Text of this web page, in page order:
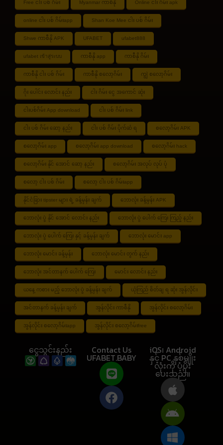
Free ငါး ပစ် ဂိမ်း Myanmar ကာစီနို Online ငါး ဂိမ်း apk
online ငါး ပစ် ဂိမ်းapp Shan Koe Mee ငါး ပစ် ဂိမ်း
Shwe ကာစီနို APK UFABET ufabet888
ufabet เข้าสู่ระบบ ကာစီနို app ကာစီနို ဂိမ်း
ကာစီနို ငါး ပစ် ဂိမ်း ကာစီနို စလော့ဂိမ်း ကျွဲ စလော့ဂိမ်း
ဂိုး ပေါင်း လောင်း နည်း ငါး ဂိမ်း ငွေ အကောင် ဆုံး
ငါးပစ်ဂိမ်း App download ငါး ပစ် ဂိမ်း link
ငါး ပစ် ဂိမ်း ဆော့ နည်း ငါး ပစ် ဂိမ်း ပိုက်ဆံ ရ စလော့ဂိမ်း APK
စလော့ဂိမ်း app စလော့ဂိမ်း app download စလော့ဂိမ်း hack
စလော့ဂိမ်း နိုင် အောင် ဆော့ နည်း စလော့ဂိမ်း အလုပ် လုပ် ပုံ
စလော့ ငါး ပစ် ဂိမ်း စလော့ ငါး ပစ် ဂိမ်းapp
နိုင်ငံခြား tipster များ ရဲ့ ခန့်မှန်း ချက် ဘောလုံး ခန့်မှန်း APK
ဘောလုံး ပွဲ နိုင် အောင် လောင်း နည်း ဘောလုံး ပွဲ ပေါက် ကြေး ကြည့် နည်း
ဘောလုံး ပွဲ ပေါက် ကြေး နှင့် ခန့်မှန်း ချက် ဘောလုံး မောင်း app
ဘောလုံး မောင်း ခန့်မှန်း ဘောလုံး မောင်း တွက် နည်း
ဘောလုံး အင်တာနက် ပေါက် ကြေး မောင်း လောင်း နည်း
ယနေ့ ကစား မည့် ဘောလုံး ပွဲ ခန့်မှန်း ချက် ယုံကြည် စိတ်ချ ရ ဆုံး အွန်လိုင်း
အင်တာနက် ခန့်မှန်း ချက် အွန်လိုင်း ကာစီနို အွန်လိုင်း စလော့ဂိမ်း
အွန်လိုင်း စလော့ဂိမ်းapp အွန်လိုင်း စလော့ဂိမ်းfree
ငွေသွင်းနည်း Contact Us
UFABET.BABY
iOS၊ Android
နှင့် PC နှစ်မျိုး
လုံးကို ပံ့ပိုး
ပေးသည်။